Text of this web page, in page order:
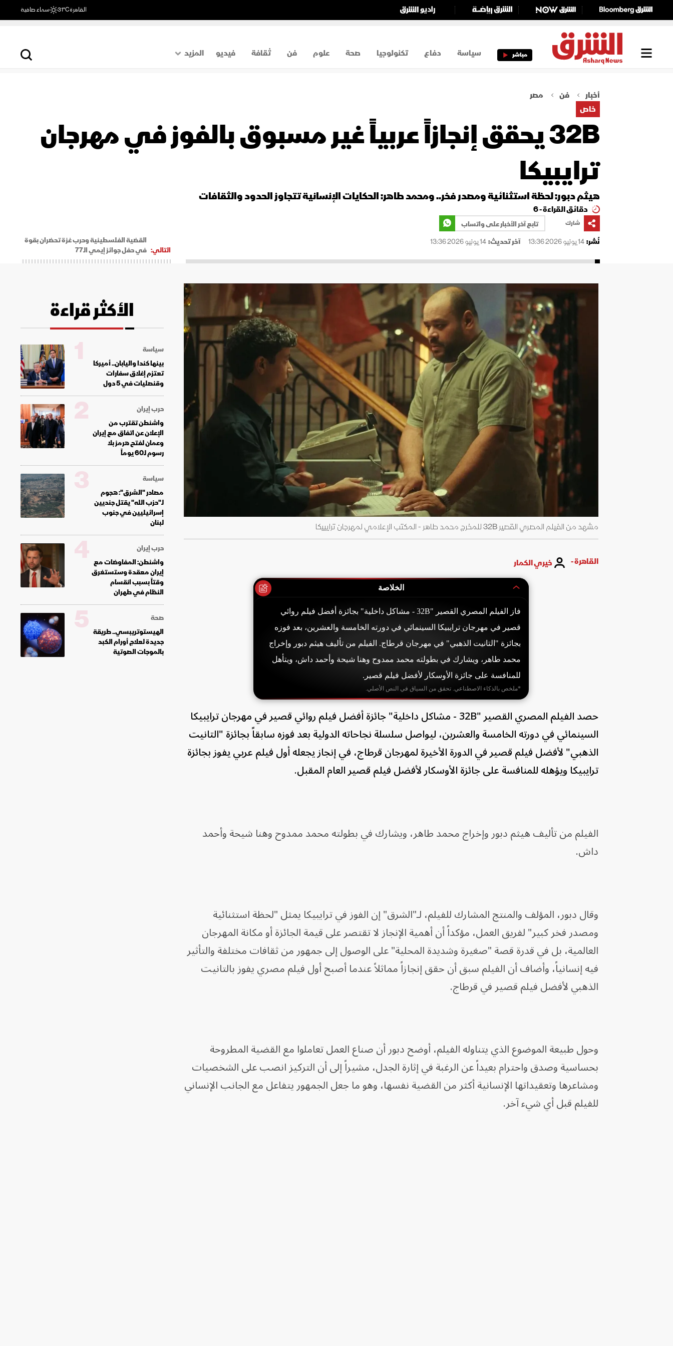
القاهرة31°C سماء صافية
مباشر سياسة دفاع تكنولوجيا صحة علوم فن ثقافة فيديو
المزيد
رياضة
أخبار فن
مصر
خاص
32B يحقق إنجازاً عربياً غير مسبوق بالفوز في مهرجان
ترايبيكا
هيثم دبور: لحظة استثنائية ومصدر فخر.. ومحمد طاهر: الحكايات الإنسانية تتجاوز الحدود والثقافات
دقائق القراءة - 6
شارك
تابع آخر الأخبار على واتساب
نُشر:14 يونيو 2026 13:36 آخر تحديث:14 يونيو 2026 13:36
التالي:
القضية الفلسطينية وحرب غزة تحضران بقوة
في حفل جوائز إيمي الـ77
مشهد من الفيلم المصري القصير 32B للمخرج محمد طاهر - المكتب الإعلامي لمهرجان ترايبيكا
القاهرة - خيري الكمار
الخلاصة
فاز الفيلم المصري القصير "32B - مشاكل داخلية" بجائزة أفضل فيلم روائي
قصير في مهرجان ترايبيكا السينمائي في دورته الخامسة والعشرين، بعد فوزه
بجائزة "التانيت الذهبي" في مهرجان قرطاج. الفيلم من تأليف هيثم دبور وإخراج
محمد طاهر، ويشارك في بطولته محمد ممدوح وهنا شيحة وأحمد داش، ويتأهل
للمنافسة على جائزة الأوسكار لأفضل فيلم قصير.
*ملخص بالذكاء الاصطناعي. تحقق من السياق في النص الأصلي.
حصد الفيلم المصري القصير "32B - مشاكل داخلية" جائزة أفضل فيلم روائي قصير في مهرجان ترايبيكا
السينمائي في دورته الخامسة والعشرين، ليواصل سلسلة نجاحاته الدولية بعد فوزه سابقاً بجائزة "التانيت
الذهبي" لأفضل فيلم قصير في الدورة الأخيرة لمهرجان قرطاج، في إنجاز يجعله أول فيلم عربي يفوز بجائزة
ترايبيكا ويؤهله للمنافسة على جائزة الأوسكار لأفضل فيلم قصير العام المقبل.
الفيلم من تأليف هيثم دبور وإخراج محمد طاهر، ويشارك في بطولته محمد ممدوح وهنا شيحة وأحمد
داش.
وقال دبور، المؤلف والمنتج المشارك للفيلم، لـ"الشرق" إن الفوز في ترايبيكا يمثل "لحظة استثنائية
ومصدر فخر كبير" لفريق العمل، مؤكداً أن أهمية الإنجاز لا تقتصر على قيمة الجائزة أو مكانة المهرجان
العالمية، بل في قدرة قصة "صغيرة وشديدة المحلية" على الوصول إلى جمهور من ثقافات مختلفة والتأثير
فيه إنسانياً، وأضاف أن الفيلم سبق أن حقق إنجازاً مماثلاً عندما أصبح أول فيلم مصري يفوز بالتانيت
الذهبي لأفضل فيلم قصير في قرطاج.
وحول طبيعة الموضوع الذي يتناوله الفيلم، أوضح دبور أن صناع العمل تعاملوا مع القضية المطروحة
بحساسية وصدق واحترام بعيداً عن الرغبة في إثارة الجدل، مشيراً إلى أن التركيز انصب على الشخصيات
ومشاعرها وتعقيداتها الإنسانية أكثر من القضية نفسها، وهو ما جعل الجمهور يتفاعل مع الجانب الإنساني
للفيلم قبل أي شيء آخر.
الأكثر قراءة
سياسة
بينها كندا واليابان.. أميركا
تعتزم إغلاق سفارات
وقنصليات في 5 دول
1
حرب إيران
واشنطن تقترب من
الإعلان عن اتفاق مع إيران
وعمان لفتح هرمز بلا
رسوم لـ60 يوماً
2
سياسة
مصادر "الشرق": هجوم
لـ"حزب الله" يقتل جنديين
إسرائيليين في جنوب
لبنان
3
حرب إيران
واشنطن: المفاوضات مع
إيران معقدة وستستغرق
وقتاً بسبب انقسام
النظام في طهران
4
صحة
الهيستوتريبسي.. طريقة
جديدة لعلاج أورام الكبد
بالموجات الصوتية
5